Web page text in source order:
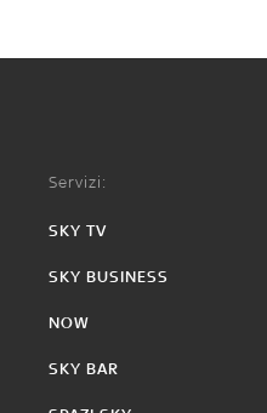
Servizi:
SKY TV
SKY BUSINESS
NOW
SKY BAR